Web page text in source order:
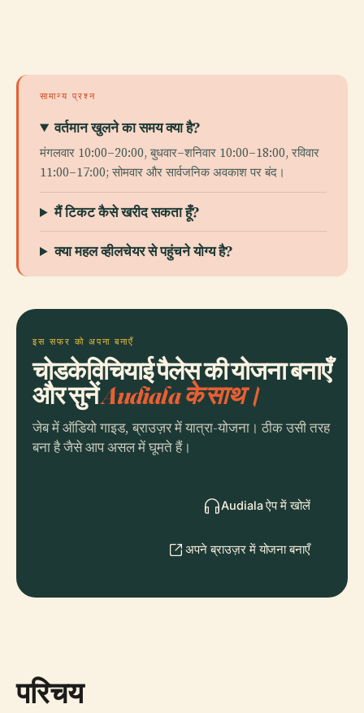
सामान्य प्रश्न
वर्तमान खुलने का समय क्या है?
मंगलवार 10:00–20:00, बुधवार–शनिवार 10:00–18:00, रविवार
11:00–17:00; सोमवार और सार्वजनिक अवकाश पर बंद।
मैं टिकट कैसे खरीद सकता हूँ?
क्या महल व्हीलचेयर से पहुंचने योग्य है?
इस सफर को अपना बनाएँ
चोडकेविचियाई पैलेस की योजना बनाएँ
और सुनेंAudiala के साथ।
जेब में ऑडियो गाइड, ब्राउज़र में यात्रा-योजना। ठीक उसी तरह
बना है जैसे आप असल में घूमते हैं।
Audiala ऐप में खोलें
अपने ब्राउज़र में योजना बनाएँ
परिचय